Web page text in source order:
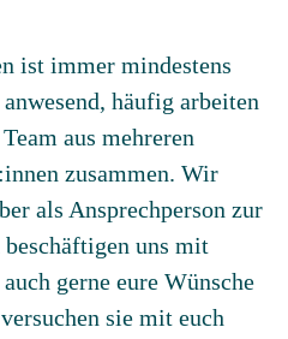
ist immer mindestens
häufig arbeiten
aus mehreren
zusammen. Wir
als Ansprechperson zur
uns mit
gerne eure Wünsche
sie mit euch